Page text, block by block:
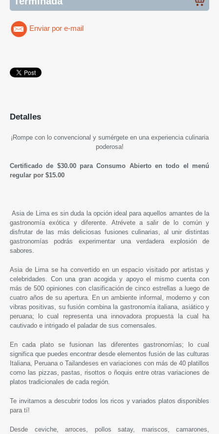
Enviar por e-mail
Detalles
¡Rompe con lo convencional y sumérgete en una experiencia culinaria
poderosa!
Certificado de $30.00 para Consumo Abierto en todo el menú
regular por $15.00
Asia de Lima es sin duda la opción ideal para aquellos amantes de la
gastronomía exótica y diferente. Atrévete a salir de lo común y
disfrutar de las más deliciosas fusiones culinarias, al unir distintas
gastronomías podrás experimentar una verdadera explosión de
sabores.
Asia de Lima se ha convertido en un espacio visitado por artistas y
celebridades. Con una gran acogida y apoyo el mismo cuenta con
más de 500 opiniones con clasificación de cinco estrellas a luego de
cuatro años de su apertura. En un ambiente informal, moderno y con
vibras positivas, su fusión combina la gastronomía italiana, asiático y
peruana; lo cual representa una innovadora propuesta la cual ha
cautivado e intrigado el paladar de sus comensales.
En cada plato se fusionan las diferentes gastronomías; lo cual
significa que puedes encontrar desde elementos fusión de las culturas
Italiana, Peruana o Tailandeses en variaciones con más de 40 platillos
como las pizzas, pastas, risottos o ñoquis entre otras variaciones de
platos tradicionales de cada región.
Te invitamos a descubrir todos los ricos y variados platos disponibles
para tí!
Desde ceviche, arroces, pollos satay, mariscos, camarones,